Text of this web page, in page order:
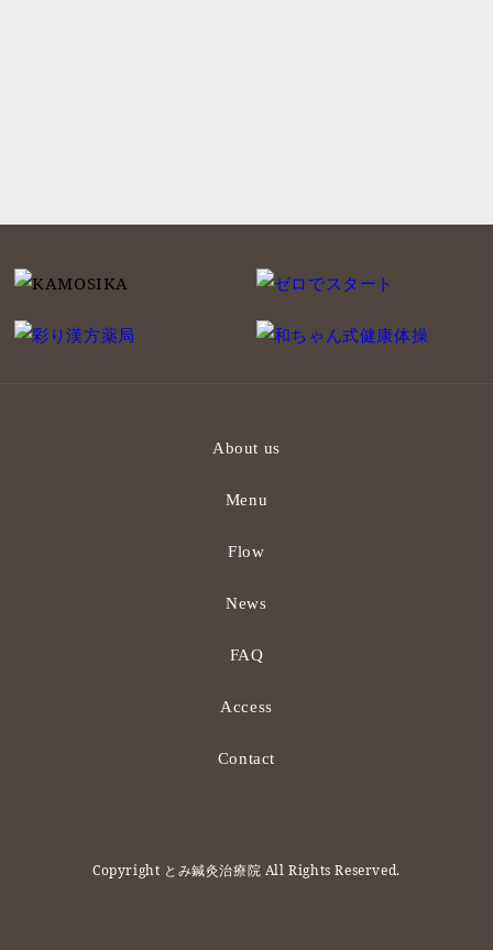
About us
Menu
Flow
News
FAQ
Access
Contact
Copyright とみ鍼灸治療院 All Rights Reserved.